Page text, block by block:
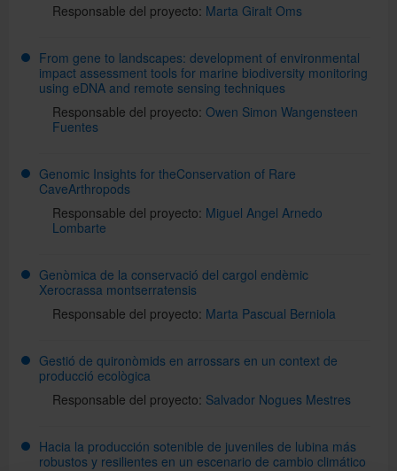
Responsable del proyecto: Marta Giralt Oms
From gene to landscapes: development of environmental
impact assessment tools for marine biodiversity monitoring
using eDNA and remote sensing techniques
Responsable del proyecto: Owen Simon Wangensteen
Fuentes
Genomic Insights for theConservation of Rare
CaveArthropods
Responsable del proyecto: Miguel Angel Arnedo
Lombarte
Genòmica de la conservació del cargol endèmic
Xerocrassa montserratensis
Responsable del proyecto: Marta Pascual Berniola
Gestió de quironòmids en arrossars en un context de
producció ecològica
Responsable del proyecto: Salvador Nogues Mestres
Hacia la producción sotenible de juveniles de lubina más
robustos y resilientes en un escenario de cambio climático